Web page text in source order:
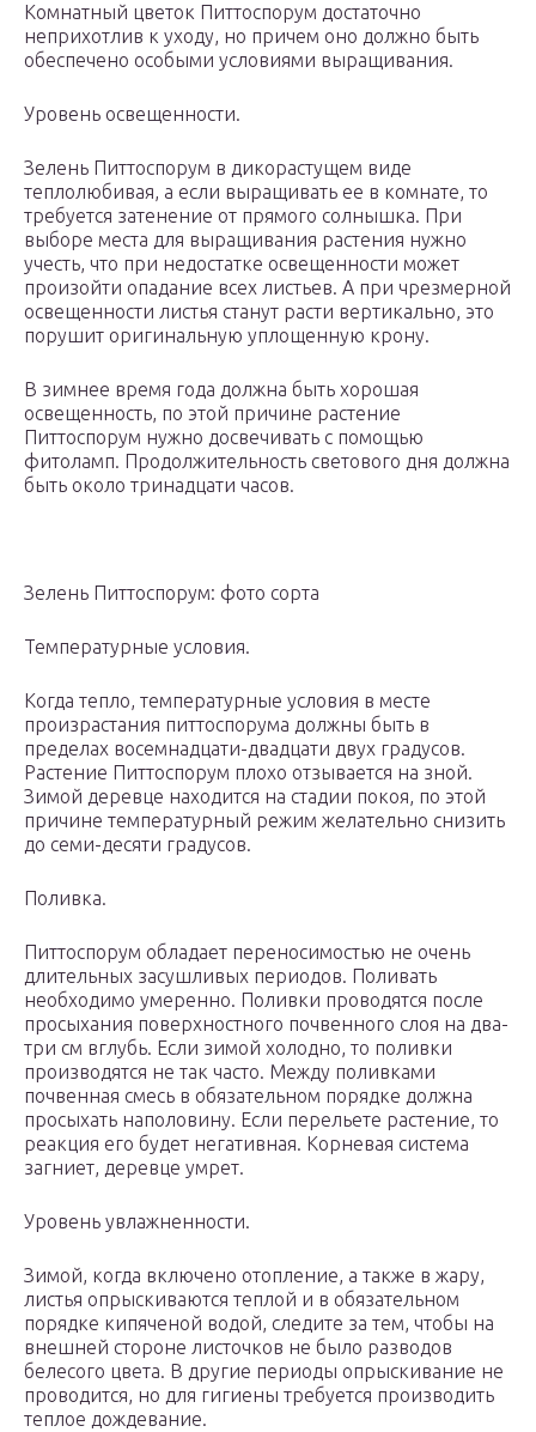
Комнатный цветок Питтоспорум достаточно
неприхотлив к уходу, но причем оно должно быть
обеспечено особыми условиями выращивания.
Уровень освещенности.
Зелень Питтоспорум в дикорастущем виде
теплолюбивая, а если выращивать ее в комнате, то
требуется затенение от прямого солнышка. При
выборе места для выращивания растения нужно
учесть, что при недостатке освещенности может
произойти опадание всех листьев. А при чрезмерной
освещенности листья станут расти вертикально, это
порушит оригинальную уплощенную крону.
В зимнее время года должна быть хорошая
освещенность, по этой причине растение
Питтоспорум нужно досвечивать с помощью
фитоламп. Продолжительность светового дня должна
быть около тринадцати часов.
Зелень Питтоспорум: фото сорта
Температурные условия.
Когда тепло, температурные условия в месте
произрастания питтоспорума должны быть в
пределах восемнадцати-двадцати двух градусов.
Растение Питтоспорум плохо отзывается на зной.
Зимой деревце находится на стадии покоя, по этой
причине температурный режим желательно снизить
до семи-десяти градусов.
Поливка.
Питтоспорум обладает переносимостью не очень
длительных засушливых периодов. Поливать
необходимо умеренно. Поливки проводятся после
просыхания поверхностного почвенного слоя на два-
три см вглубь. Если зимой холодно, то поливки
производятся не так часто. Между поливками
почвенная смесь в обязательном порядке должна
просыхать наполовину. Если перельете растение, то
реакция его будет негативная. Корневая система
загниет, деревце умрет.
Уровень увлажненности.
Зимой, когда включено отопление, а также в жару,
листья опрыскиваются теплой и в обязательном
порядке кипяченой водой, следите за тем, чтобы на
внешней стороне листочков не было разводов
белесого цвета. В другие периоды опрыскивание не
проводится, но для гигиены требуется производить
теплое дождевание.